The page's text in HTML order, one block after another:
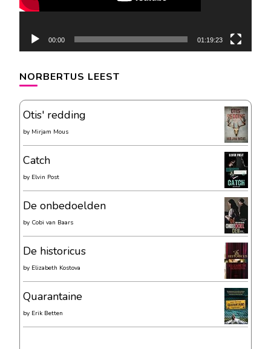
00:00 01:19:23
NORBERTUS LEEST
Otis' redding
by Mirjam Mous
Catch
by Elvin Post
De onbedoelden
by Cobi van Baars
De historicus
by Elizabeth Kostova
Quarantaine
by Erik Betten